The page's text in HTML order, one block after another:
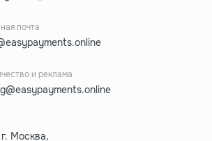
почта
и реклама
Москва,